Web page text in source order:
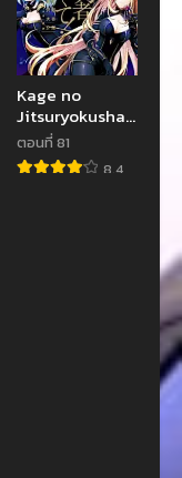
Kage no
Jitsuryokusha
ni Naritakute!
อยากเป็นพลังใน
เงามืด
ตอนที่ 81
8.4